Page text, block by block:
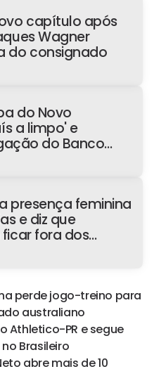
capítulo após
Wagner
do consignado
do Novo
a limpo' e
do Banco
presença feminina
e diz que
fora dos
perde jogo-treino para
australiano
Athletico-PR e segue
Brasileiro
abre mais de 10